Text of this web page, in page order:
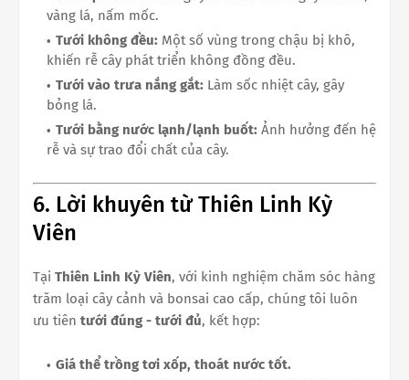
vàng lá, nấm mốc.
Tưới không đều: Một số vùng trong chậu bị khô,
khiến rễ cây phát triển không đồng đều.
Tưới vào trưa nắng gắt: Làm sốc nhiệt cây, gây
bỏng lá.
Tưới bằng nước lạnh/lạnh buốt: Ảnh hưởng đến hệ
rễ và sự trao đổi chất của cây.
6. Lời khuyên từ Thiên Linh Kỳ
Viên
Tại Thiên Linh Kỳ Viên, với kinh nghiệm chăm sóc hàng
trăm loại cây cảnh và bonsai cao cấp, chúng tôi luôn
ưu tiên tưới đúng - tưới đủ, kết hợp:
Giá thể trồng tơi xốp, thoát nước tốt.